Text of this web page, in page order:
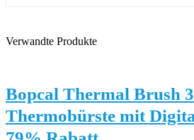
Verwandte Produkte
Bopcal Thermal Brush
Thermobürste mit